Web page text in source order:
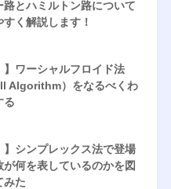
とハミルトン路について
く解説します！
】ワーシャルフロイド法
Algorithm）をなるべくわ
る
】シンプレックス法で登場
何を表しているのかを図
みた